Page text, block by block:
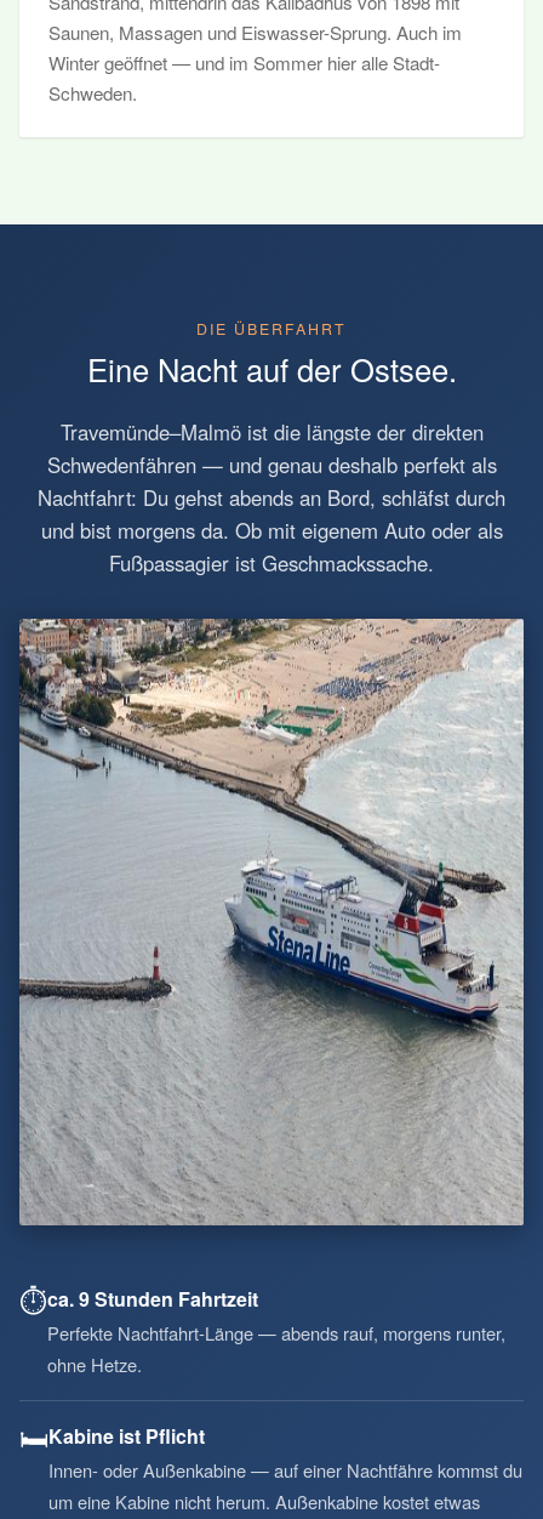
Saunen, Massagen und Eiswasser-Sprung. Auch im
Winter geöffnet — und im Sommer hier alle Stadt-
Schweden.
DIE ÜBERFAHRT
Eine Nacht auf der Ostsee.
Travemünde–Malmö ist die längste der direkten
Schwedenfähren — und genau deshalb perfekt als
Nachtfahrt: Du gehst abends an Bord, schläfst durch
und bist morgens da. Ob mit eigenem Auto oder als
Fußpassagier ist Geschmackssache.
⏱️ca. 9 Stunden Fahrtzeit
Perfekte Nachtfahrt-Länge — abends rauf, morgens runter,
ohne Hetze.
🛏️Kabine ist Pflicht
Innen- oder Außenkabine — auf einer Nachtfähre kommst du
um eine Kabine nicht herum. Außenkabine kostet etwas